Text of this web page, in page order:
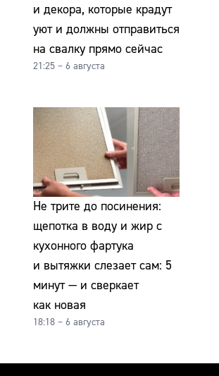
и декора, которые крадут
уют и должны отправиться
на свалку прямо сейчас
21:25 – 6 августа
Не трите до посинения:
щепотка в воду и жир с
кухонного фартука
и вытяжки слезает сам: 5
минут — и сверкает
как новая
18:18 – 6 августа